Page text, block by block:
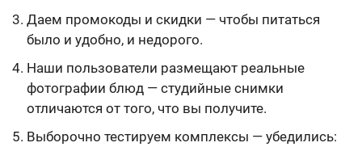
Даем промокоды и скидки — чтобы питаться
было и удобно, и недорого.
Наши пользователи размещают реальные
фотографии блюд — студийные снимки
отличаются от того, что вы получите.
Выборочно тестируем комплексы — убедились: